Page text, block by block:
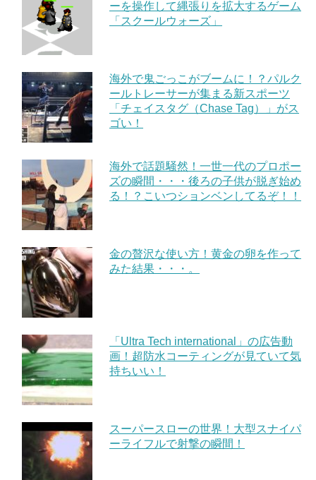
ーを操作して縄張りを拡大するゲーム
「スクールウォーズ」
海外で鬼ごっこがブームに！？パルク
ールトレーサーが集まる新スポーツ
「チェイスタグ（Chase Tag）」がス
ゴい！
海外で話題騒然！一世一代のプロポー
ズの瞬間・・・後ろの子供が脱ぎ始め
る！？こいつションベンしてるぞ！！
金の贅沢な使い方！黄金の卵を作って
みた結果・・・。
「Ultra Tech international」の広告動
画！超防水コーティングが見ていて気
持ちいい！
スーパースローの世界！大型スナイパ
ーライフルで射撃の瞬間！